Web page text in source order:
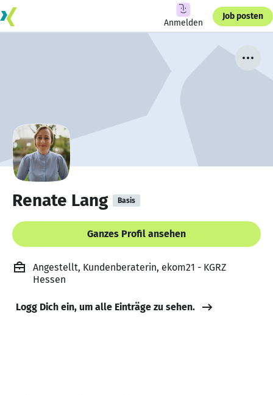
Anmelden
Job posten
Renate Lang Basis
Ganzes Profil ansehen
Angestellt, Kundenberaterin, ekom21 - KGRZ
Hessen
Logg Dich ein, um alle Einträge zu sehen.